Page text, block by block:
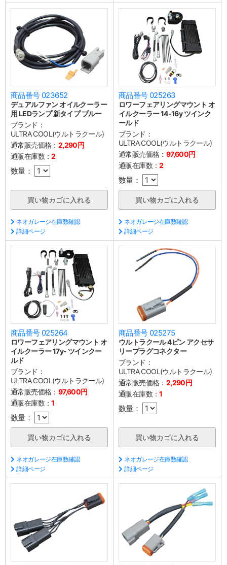
商品番号 023652
デュアルファン オイルクーラー
用 LEDランプ 新タイプ ブルー
ブランド：
ULTRA COOL(ウルトラクール)
通常販売価格： 2,290円
通販在庫数：2
数量：
ネオガレージ在庫数確認
詳細ページ
商品番号 025263
ロワーフェアリングマウント オ
イルクーラー 14-16y ツインク
ールド
ブランド：
ULTRA COOL(ウルトラクール)
通常販売価格： 97,600円
通販在庫数：2
数量：
ネオガレージ在庫数確認
詳細ページ
商品番号 025264
ロワーフェアリングマウント オ
イルクーラー 17y- ツインクー
ルド
ブランド：
ULTRA COOL(ウルトラクール)
通常販売価格： 97,600円
通販在庫数：1
数量：
ネオガレージ在庫数確認
詳細ページ
商品番号 025275
ウルトラクール 4ピン アクセサ
リープラグコネクター
ブランド：
ULTRA COOL(ウルトラクール)
通常販売価格： 2,290円
通販在庫数：1
数量：
ネオガレージ在庫数確認
詳細ページ